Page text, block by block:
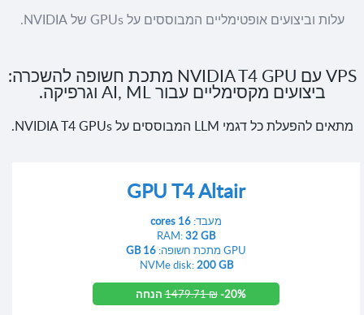
עלות וביצועים אופטימליים המבוססים על GPUs של NVIDIA.
VPS עם NVIDIA T4 GPU מתכת חשופה להשכרה:
ביצועים מקסימליים עבור AI, ML וגרפיקה.
מתאים להפעלת כל דגמי LLM המבוססים על NVIDIA T4 GPUs.
GPU T4 Altair
מעבד: 16 cores
RAM:32 GB
GPU מתכת חשופה:
16 GB
NVMe disk:200 GB
1479.71 ₪-20% הנחה